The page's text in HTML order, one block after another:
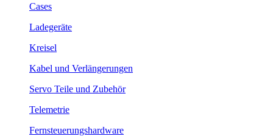
Cases
Ladegeräte
Kreisel
Kabel und Verlängerungen
Servo Teile und Zubehör
Telemetrie
Fernsteuerungshardware